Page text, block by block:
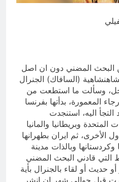
السعودي خلال السنوات
من مكر وخداع ضد اليمن
المضني دون ان اصل
(السافاك) الجنرال
وسألت ما استطعت من
المعمورة، بدأتها بفرنسا
التجأ اليه، استنجدت
المتحدة وبريطانيا والمانيا
الأخرى، ثم ايران بطهرانها
وبالذات مدينة
التي قادني البحث المضني
حديث أو لقاء بالجنرال بأية